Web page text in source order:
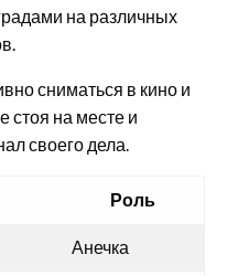
на различных
сниматься в кино и
стоя на месте и
своего дела.
Роль
Анечка